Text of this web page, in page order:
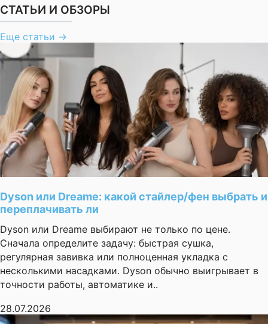
СТАТЬИ И ОБЗОРЫ
Еще статьи →
Dyson или Dreame: какой стайлер/фен выбрать и
переплачивать ли
Dyson или Dreame выбирают не только по цене.
Сначала определите задачу: быстрая сушка,
регулярная завивка или полноценная укладка с
несколькими насадками. Dyson обычно выигрывает в
точности работы, автоматике и..
28.07.2026